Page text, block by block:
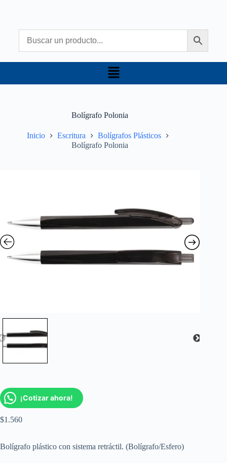
Bolígrafo Polonia
Inicio Escritura
Bolígrafos Plásticos
Bolígrafo Polonia
¡Cotizar ahora!
$1.560
Bolígrafo plástico con sistema retráctil. (Bolígrafo/Esfero)